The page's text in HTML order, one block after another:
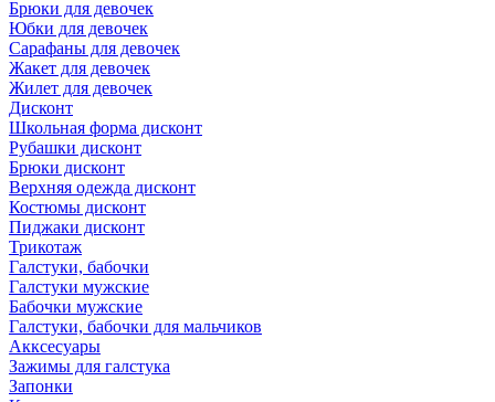
Брюки для девочек
Юбки для девочек
Сарафаны для девочек
Жакет для девочек
Жилет для девочек
Дисконт
Школьная форма дисконт
Рубашки дисконт
Брюки дисконт
Верхняя одежда дисконт
Костюмы дисконт
Пиджаки дисконт
Трикотаж
Галстуки, бабочки
Галстуки мужские
Бабочки мужские
Галстуки, бабочки для мальчиков
Акксесуары
Зажимы для галстука
Запонки